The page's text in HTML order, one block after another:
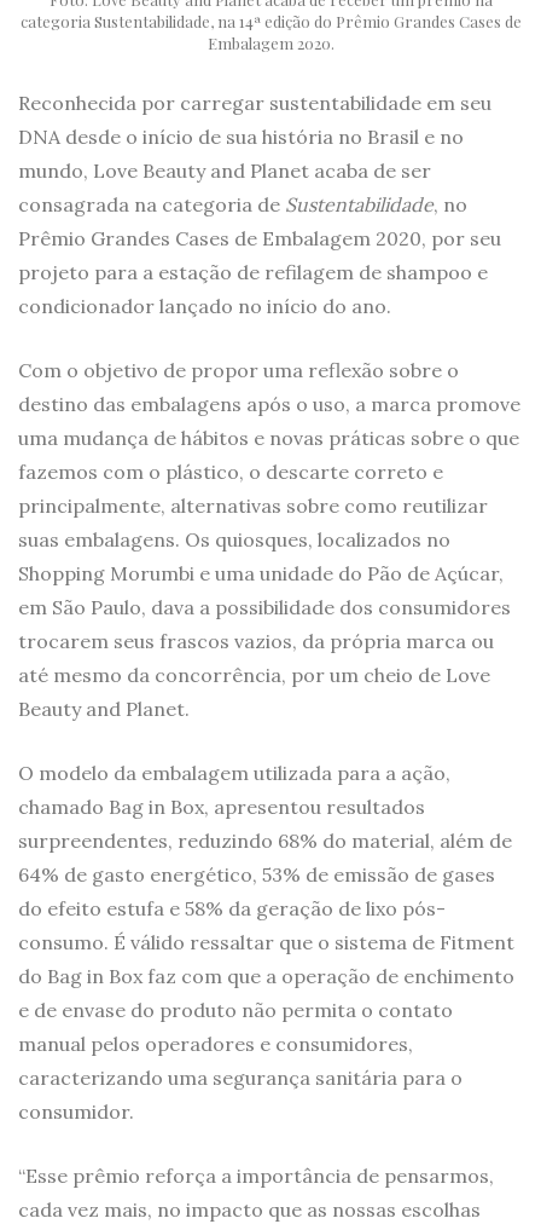
categoria Sustentabilidade, na 14ª edição do Prêmio Grandes Cases de
Embalagem 2020.
Reconhecida por carregar sustentabilidade em seu
DNA desde o início de sua história no Brasil e no
mundo, Love Beauty and Planet acaba de ser
consagrada na categoria de Sustentabilidade, no
Prêmio Grandes Cases de Embalagem 2020, por seu
projeto para a estação de refilagem de shampoo e
condicionador lançado no início do ano.
Com o objetivo de propor uma reflexão sobre o
destino das embalagens após o uso, a marca promove
uma mudança de hábitos e novas práticas sobre o que
fazemos com o plástico, o descarte correto e
principalmente, alternativas sobre como reutilizar
suas embalagens. Os quiosques, localizados no
Shopping Morumbi e uma unidade do Pão de Açúcar,
em São Paulo, dava a possibilidade dos consumidores
trocarem seus frascos vazios, da própria marca ou
até mesmo da concorrência, por um cheio de Love
Beauty and Planet.
O modelo da embalagem utilizada para a ação,
chamado Bag in Box, apresentou resultados
surpreendentes, reduzindo 68% do material, além de
64% de gasto energético, 53% de emissão de gases
do efeito estufa e 58% da geração de lixo pós-
consumo. É válido ressaltar que o sistema de Fitment
do Bag in Box faz com que a operação de enchimento
e de envase do produto não permita o contato
manual pelos operadores e consumidores,
caracterizando uma segurança sanitária para o
consumidor.
“Esse prêmio reforça a importância de pensarmos,
cada vez mais, no impacto que as nossas escolhas